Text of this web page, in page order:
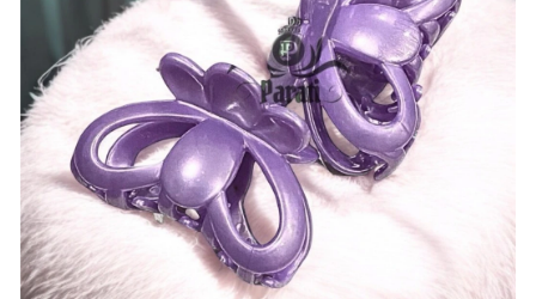
Mã giảm giá:
Ngày hết hạn:
Điều kiện: